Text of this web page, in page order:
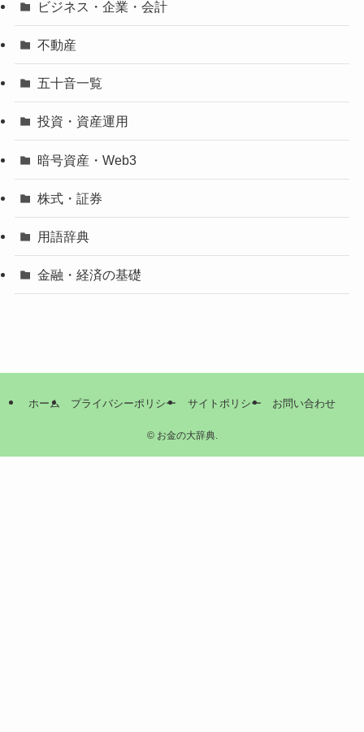
ビジネス・企業・会計
不動産
五十音一覧
投資・資産運用
暗号資産・Web3
株式・証券
用語辞典
金融・経済の基礎
ホーム プライバシーポリシー サイトポリシー お問い合わせ
©お金の大辞典.